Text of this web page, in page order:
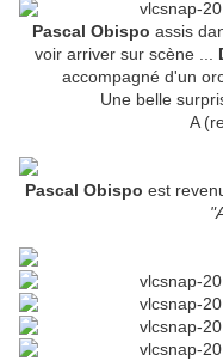
Pascal Obispo assis
voir arriver sur scène ...
accompagné d'un
Une belle
A
Pascal Obispo est